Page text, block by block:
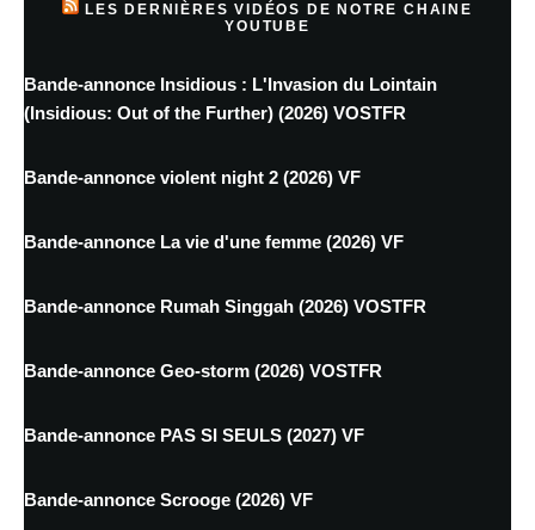
LES DERNIÈRES VIDÉOS DE NOTRE CHAINE
YOUTUBE
Bande-annonce Insidious : L'Invasion du Lointain
(Insidious: Out of the Further) (2026) VOSTFR
Bande-annonce violent night 2 (2026) VF
Bande-annonce La vie d'une femme (2026) VF
Bande-annonce Rumah Singgah (2026) VOSTFR
Bande-annonce Geo-storm (2026) VOSTFR
Bande-annonce PAS SI SEULS (2027) VF
Bande-annonce Scrooge (2026) VF